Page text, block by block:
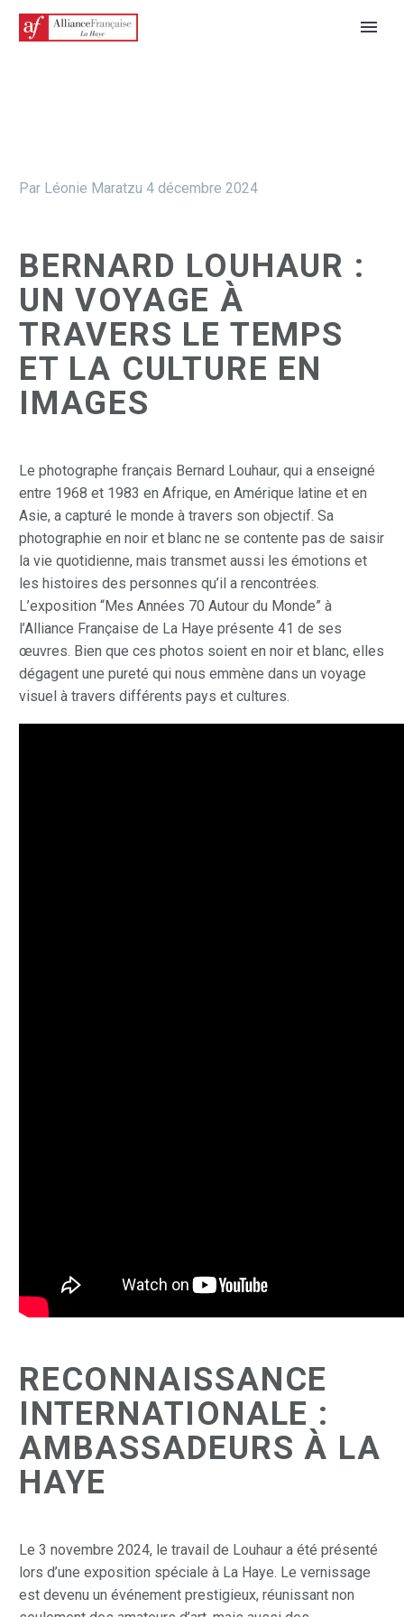
Par Léonie Maratzu 4 décembre 2024
BERNARD LOUHAUR :
UN VOYAGE À
TRAVERS LE TEMPS
ET LA CULTURE EN
IMAGES
Le photographe français Bernard Louhaur, qui a enseigné
entre 1968 et 1983 en Afrique, en Amérique latine et en
Asie, a capturé le monde à travers son objectif. Sa
photographie en noir et blanc ne se contente pas de saisir
la vie quotidienne, mais transmet aussi les émotions et
les histoires des personnes qu’il a rencontrées.
L’exposition “Mes Années 70 Autour du Monde” à
l’Alliance Française de La Haye présente 41 de ses
œuvres. Bien que ces photos soient en noir et blanc, elles
dégagent une pureté qui nous emmène dans un voyage
visuel à travers différents pays et cultures.
RECONNAISSANCE
INTERNATIONALE :
AMBASSADEURS À LA
HAYE
Le 3 novembre 2024, le travail de Louhaur a été présenté
lors d’une exposition spéciale à La Haye. Le vernissage
est devenu un événement prestigieux, réunissant non